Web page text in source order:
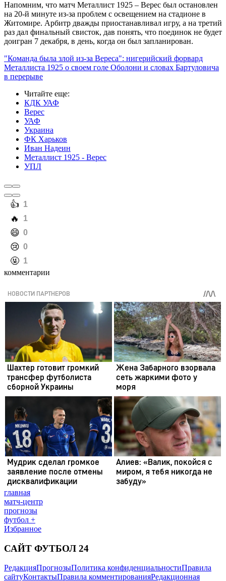
Напомним, что матч Металлист 1925 – Верес был остановлен
на 20-й минуте из-за проблем с освещением на стадионе в
Житомире. Арбитр дважды приостанавливал игру, а на третий
раз дал финальный свисток, дав понять, что поединок не будет
доигран 7 декабря, в день, когда он был запланирован.
"Команда была злой из-за Вереса": нигерийский форвард
Металлиста 1925 о своем голе Оболони и словах Бартуловича
в перерыве
Читайте еще:
КДК УАФ
Верес
УАФ
Украина
ФК Харьков
Иван Надеин
Металлист 1925 - Верес
УПЛ
️👍 1
️🔥 1
️😄 0
️😢 0
️🤬 1
комментарии
главная
матч-центр
прогнозы
футбол +
Избранное
САЙТ ФУТБОЛ 24
РедакцияПрогнозыПолитика конфиденциальностиПравила
сайтуКонтактыПравила комментированияРедакционная